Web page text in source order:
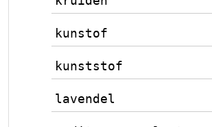
kunstof
kunststof
lavendel